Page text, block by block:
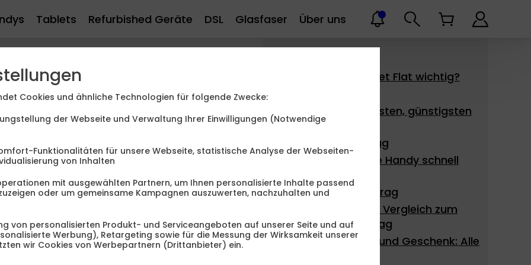
Tablets Refurbished Geräte DSL Glasfaser Über uns
so bringen Handyhersteller in immer
Diese bieten überarbeitete oder
meist nicht ganz billig. Eine gute
und dabei trotzdem zu sparen,
ein Komplettpaket aus Tarif und Handy. Je
Zugabe, wie einen Laptop oder einen
€
99
Was ist bei der Allnet Flat wichtig?
Kriterien für den besten, günstigsten
Handyvertrag
2 Handys ein Vertrag
Günstige Angebote Handy schnell
Billigster Handyvertrag
Mit dem Handy Flat Vergleich zum
idealen Handyvertrag
Handy mit Vertrag und Geschenk: Alle
Cookies und ähnliche Technologien für folgende Zwecke:
der Webseite und Verwaltung Ihrer Einwilligungen (Notwendige
Funktionalitäten für unsere Webseite, statistische Analyse der Webseiten-
von Inhalten
mit ausgewählten Partnern, um Ihnen personalisierte Inhalte passend
oder um gemeinsame Kampagnen auszuwerten, nachzuhalten und
von personalisierten Produkt- und Serviceangeboten auf unserer Seite und auf
Werbung), Retargeting sowie für die Messung der Wirksamkeit unserer
wir Cookies von Werbepartnern (Drittanbieter) ein.